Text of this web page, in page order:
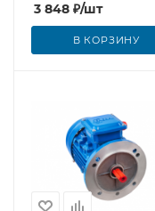
3 848 ₽/шт
В КОРЗИНУ